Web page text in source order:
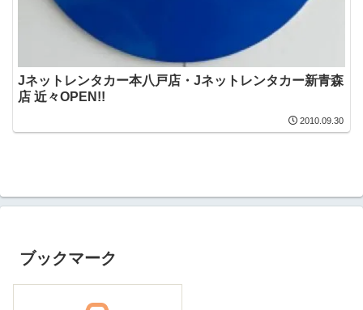
Jネットレンタカー本八戸店・Jネットレンタカー新青森
店 近々OPEN!!
2010.09.30
ブックマーク